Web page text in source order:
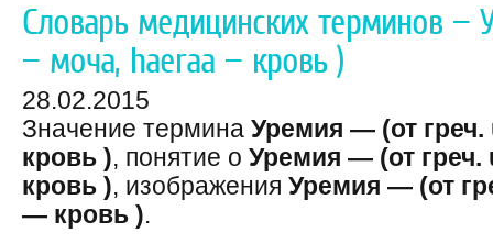
Словарь медицинских терминов —
— моча, haeraa — кровь )
28.02.2015
Значение термина Уремия — (от
кровь ), понятие о Уремия — (от
кровь ), изображения Уремия — (от
— кровь ).